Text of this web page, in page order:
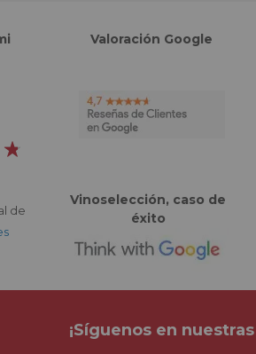
de
Valoración Google
Vinoselección, caso de
éxito
¡Síguenos en